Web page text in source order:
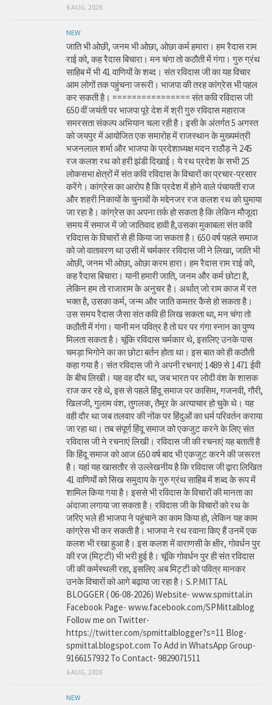
6 AUG, 2026
NEW
जाति भी ओछी, जनम भी ओछा, ओछा कर्म हमारा। हम रैदास राम
राई को, कह रैदास बिचारा। मन चंगा तो कठौती में गंगा। गुरु ग्रंथ
साहिब में भी 41 वाणियों के शब्द। संत रविदास जी का यह विचार
आम लोगों तक पहुंचना जरूरी। भाजपा की तरह कांग्रेस भी पहल
कर सकती है। ================ संत कवि रविदास जी
650 वीं जयंती पर भाजपा पूरे देश में श्री गुरु रविदास महाराज
समरसता संकल्प अभियान चला रही है। इसी के अंतर्गत 5 अगस्त
को जयपुर में आयोजित एक समारोह में राजस्थान के मुख्यमंत्री
भजनलाल शर्मा और भाजपा के प्रदेशाध्यक्ष मदन राठौड़ ने 245
रज कलश रथ को हरी झंडी दिखाई। ये रथ प्रदेश के सभी 25
लोकसभा क्षेत्रों में संत कवि रविदास के विचारों का प्रचार-प्रसार
करेंगे। कांग्रेस का आरोप है कि प्रदेश में होने वाले पंचायती राज
और शहरी निकायों के चुनावों के मद्देनजर रज कलश रथ को घुमाया
जा रहा है। कांग्रेस का अपना तर्क हो सकता है कि लेकिन मौजूदा
समय में समाज में जो जातिवाद हावी है,उसका मुकाबला संत कवि
रविदास के विचारों से ही किया जा सकता है। 650 वर्ष पहले समाज
को जो वातावरण था उसी में चर्मकार रविदास जी ने लिखा, जाति भी
ओछी, जनम भी ओछा, ओछा करम हारा। हम रैदास राम राई को,
कह रैदास बिचारा। यानी हमारी जाति, जनम और कर्म छोटा है,
लेकिन हम तो राजाराम के अनुचर है। अर्थात् जो राम काज में रत
भक्त है, उसका कर्म, जन्म और जाति कमतर कैसे हो सकता है।
उस समय रैदास जैसा संत कवि ही लिख सकता था, मन चंगा तो
कठौती में गंगा। यानी मन पवित्र है तो घर पर गंगा स्नान का पुण्य
मिलता सकता है। चूंकि रविदास चर्मकार थे, इसलिए उनके पास
चमड़ा भिगोने का का छोटा बर्तन होता था। इस बात को ही कठौती
कहा गया है। संत रविदास जी ने अपनी रचनाएं 1489 से 1471 ईवी
के बीच लिखी। यह वह दौर था, जब भारत पर लोदी वंश के शासक
राज कर रहे थे, इस से पहले हिंदू समाज पर कासिम, गजनवी, गौरी,
खिलजी, गुलाम वंश, तुगलक, तैमूर के अत्याचार हो चुके थे। यह
वही दौर था जब तलवार की नोंक पर हिंदुओं का धर्म परिवर्तन कराया
जा रहा था। तब संपूर्ण हिंदू समाज को एकजुट करने के लिए संत
रविदास जी ने रचनाएं लिखी। रविदास जी की रचनाएं यह बताती है
कि हिंदू समाज को आज 650 वर्ष बाद भी एकजुट करने की जरूरत
है। यहां यह खासतौर से उल्लेखनीय है कि रविदास जी द्वारा लिखित
41 वाणियोंं को सिख समुदाय के गुरु ग्रंथ साहिब में शब्द के रूप में
शामिल किया गया है। इससे भी रविदास के विचारों की मानता का
अंदाजा लगाया जा सकता है। रविदास जी के विचारों को रथ के
जरिए भले ही भाजपा ने पहुंचाने का काम किया हो, लेकिन यह काम
कांग्रेस भी कर सकती है। भाजपा ने रथ रवाना किए हैं उनमें एक
कलश भी रखा हुआ है। इस कलश में वाराणसी के क्षीर, गोवर्धन पुर
की रज (मिट्टी) भी भरी हुई है। चूंकि गोवर्धन पुर ही संत रविदास
जी की कर्मस्थली रहा, इसलिए अब मिट्टी को पवित्र मानकर
उनके विचारों को आगे बढ़ाया जा रहा है। S.P.MITTAL
BLOGGER ( 06-08-2026) Website- www.spmittal.in
Facebook Page- www.facebook.com/SPMittalblog
Follow me on Twitter-
https://twitter.com/spmittalblogger?s=11 Blog-
spmittal.blogspot.com To Add in WhatsApp Group-
9166157932 To Contact- 9829071511
6 AUG, 2026
NEW